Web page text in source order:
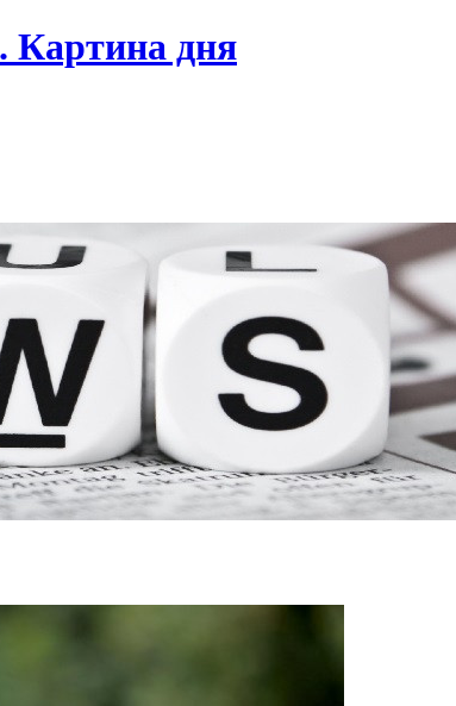
Картина дня